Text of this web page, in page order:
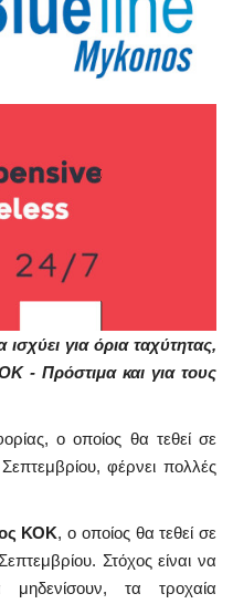
για όρια ταχύτητας,
- Πρόστιμα και για τους
ο οποίος θα τεθεί σε
φέρνει πολλές
ΚΟΚ, ο οποίος θα τεθεί σε
Στόχος είναι να
μηδενίσουν, τα τροχαία